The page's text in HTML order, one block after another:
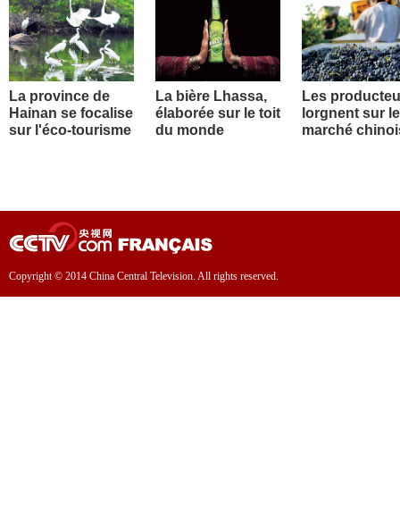
La province de
Hainan se focalise
sur l'éco-tourisme
La bière Lhassa,
élaborée sur le toit
du monde
Les
lorgnent sur le
marché
Copyright © 2014 China Central Television. All rights reserved.